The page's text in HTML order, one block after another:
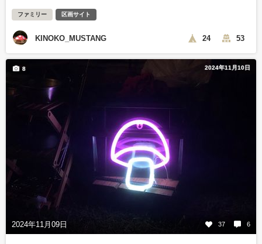
ファミリー 区画サイト
KINOKO_MUSTANG 24 53
2024年11月10日
2024年11月09日 37 6
8